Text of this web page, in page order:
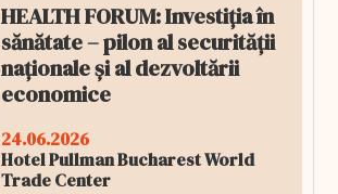
HEALTH FORUM: Investiția în
sănătate – pilon al securității
naționale și al dezvoltării
economice
24.06.2026
Hotel Pullman Bucharest World
Trade Center